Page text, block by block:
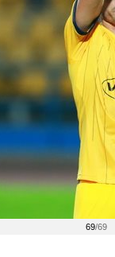
69/69